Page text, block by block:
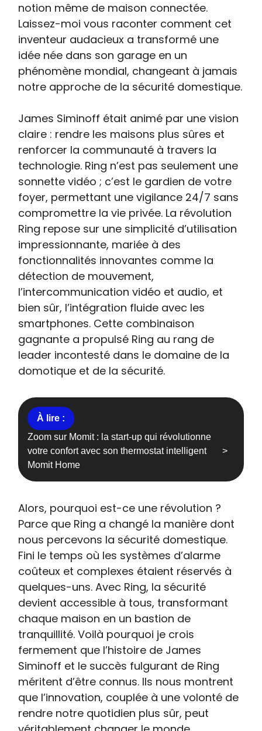
notion même de maison connectée.
Laissez-moi vous raconter comment cet
inventeur audacieux a transformé une
idée née dans son garage en un
phénomène mondial, changeant à jamais
notre approche de la sécurité domestique.
James Siminoff était animé par une vision
claire : rendre les maisons plus sûres et
renforcer la communauté à travers la
technologie. Ring n’est pas seulement une
sonnette vidéo ; c’est le gardien de votre
foyer, permettant une vigilance 24/7 sans
compromettre la vie privée. La révolution
Ring repose sur une simplicité d’utilisation
impressionnante, mariée à des
fonctionnalités innovantes comme la
détection de mouvement,
l’intercommunication vidéo et audio, et
bien sûr, l’intégration fluide avec les
smartphones. Cette combinaison
gagnante a propulsé Ring au rang de
leader incontesté dans le domaine de la
domotique et de la sécurité.
Zoom sur Momit : la start-up qui révolutionne
votre confort avec son thermostat intelligent
Momit Home
Alors, pourquoi est-ce une révolution ?
Parce que Ring a changé la manière dont
nous percevons la sécurité domestique.
Fini le temps où les systèmes d’alarme
coûteux et complexes étaient réservés à
quelques-uns. Avec Ring, la sécurité
devient accessible à tous, transformant
chaque maison en un bastion de
tranquillité. Voilà pourquoi je crois
fermement que l’histoire de James
Siminoff et le succès fulgurant de Ring
méritent d’être connus. Ils nous montrent
que l’innovation, couplée à une volonté de
rendre notre quotidien plus sûr, peut